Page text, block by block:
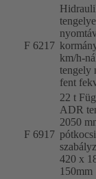
F 6217
km/h-
tengely
fent
F 6917
22 t
ADR
2050
420 x
150mm